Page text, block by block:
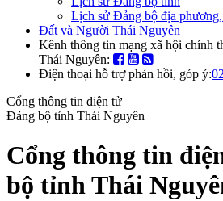
Lịch sử Đảng bộ địa
Đất và Người Thái Nguyên
Kênh thông tin mạng xã hội chính
Thái Nguyên:
Điện thoại hỗ trợ phản hồi, góp ý:
Cổng thông tin điện tử
Đảng bộ tỉnh Thái Nguyên
Cổng thông tin
bộ tỉnh Thái